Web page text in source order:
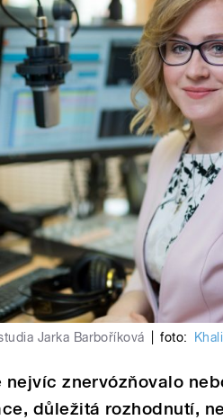
Jarka Barboříková foto:
nejvíc znervózňovalo
důležitá rozhodnutí,